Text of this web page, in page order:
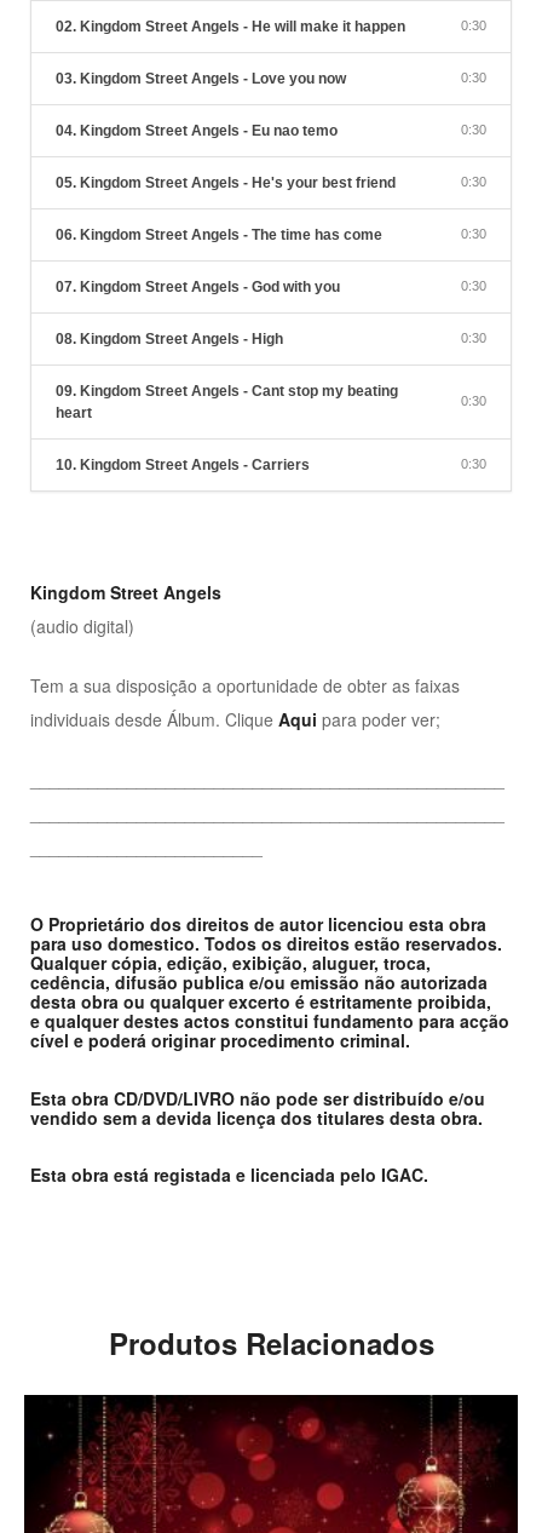
02. Kingdom Street Angels - He will make it happen 0:30
03. Kingdom Street Angels - Love you now 0:30
04. Kingdom Street Angels - Eu nao temo 0:30
05. Kingdom Street Angels - He's your best friend 0:30
06. Kingdom Street Angels - The time has come 0:30
07. Kingdom Street Angels - God with you 0:30
08. Kingdom Street Angels - High 0:30
09. Kingdom Street Angels - Cant stop my beating
heart
0:30
10. Kingdom Street Angels - Carriers 0:30
Kingdom Street Angels
(audio digital)
Tem a sua disposição a oportunidade de obter as faixas
individuais desde Álbum. Clique Aqui para poder ver;
O Proprietário dos direitos de autor licenciou esta obra
para uso domestico. Todos os direitos estão reservados.
Qualquer cópia, edição, exibição, aluguer, troca,
cedência, difusão publica e/ou emissão não autorizada
desta obra ou qualquer excerto é estritamente proibida,
e qualquer destes actos constitui fundamento para acção
cível e poderá originar procedimento criminal.
Esta obra CD/DVD/LIVRO não pode ser distribuído e/ou
vendido sem a devida licença dos titulares desta obra.
Esta obra está registada e licenciada pelo IGAC.
Produtos Relacionados